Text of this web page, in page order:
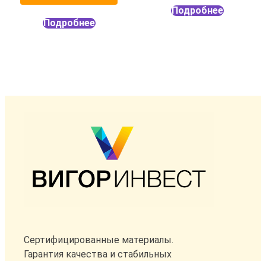
Подробнее
Подробнее
Сертифицированные материалы.
Гарантия качества и стабильных